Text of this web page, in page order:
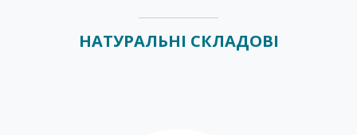
НАТУРАЛЬНІ СКЛАДОВІ